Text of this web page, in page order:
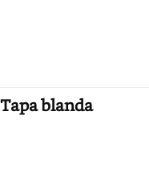
blanda